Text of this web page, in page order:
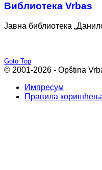
Bиблиотека Vrbas
Јавна библиотека
Goto Top
© 2001-2026 - Opština
Импресум
Правила